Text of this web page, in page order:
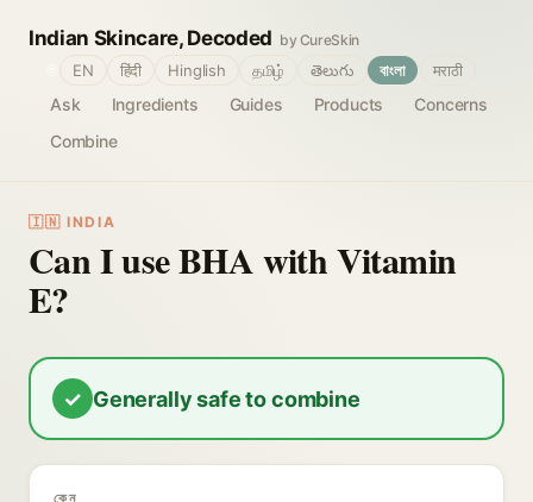
Indian Skincare, Decoded by CureSkin
Ask Ingredients Guides Products
Concerns
Combine
EN हिंदी Hinglish தமிழ் తెలుగు বাংলা मराठी
🇮🇳 INDIA
Can I use BHA with Vitamin
E?
✓ Generally safe to combine
কেন